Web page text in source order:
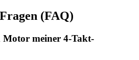
(FAQ)
Motor meiner 4-Takt-